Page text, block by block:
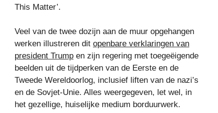
This Matter’.
Veel van de twee dozijn aan de muur opgehangen
werken illustreren dit openbare verklaringen van
president Trump en zijn regering met toegeëigende
beelden uit de tijdperken van de Eerste en de
Tweede Wereldoorlog, inclusief liften van de nazi’s
en de Sovjet-Unie. Alles weergegeven, let wel, in
het gezellige, huiselijke medium borduurwerk.